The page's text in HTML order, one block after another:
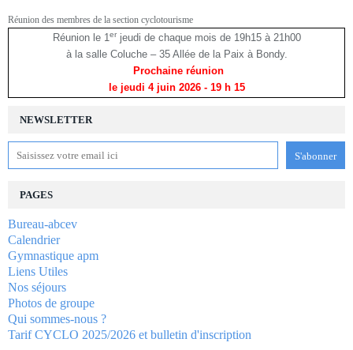
NEWSLETTER
PAGES
Bureau-abcev
Calendrier
Gymnastique apm
Liens Utiles
Nos séjours
Photos de groupe
Qui sommes-nous ?
Tarif CYCLO 2025/2026 et bulletin d'inscription
Réunion des membres de la section cyclotourisme
Réunion le 1erjeudi de chaque mois de 19h15 à 21h00
à la salle Coluche – 35 Allée de la Paix à Bondy.
Prochaine réunion
le jeudi 4 juin 2026 - 19 h 15